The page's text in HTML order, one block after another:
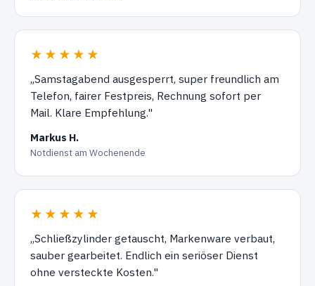
★★★★★
„Samstagabend ausgesperrt, super freundlich am
Telefon, fairer Festpreis, Rechnung sofort per
Mail. Klare Empfehlung."
Markus H.
Notdienst am Wochenende
★★★★★
„Schließzylinder getauscht, Markenware verbaut,
sauber gearbeitet. Endlich ein seriöser Dienst
ohne versteckte Kosten."